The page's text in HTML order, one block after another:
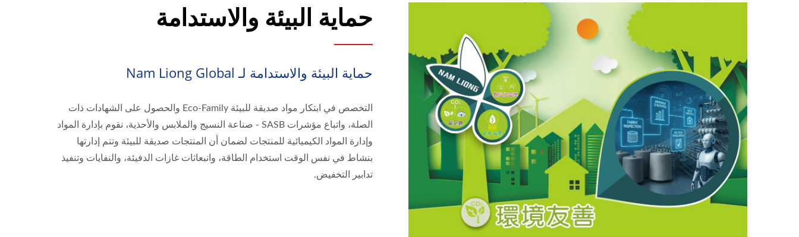
حماية البيئة والاستدامة
حماية البيئة والاستدامة لـ Nam Liong Global
التخصص في ابتكار مواد صديقة للبيئة Eco-Family والحصول على الشهادات ذات
الصلة، واتباع مؤشرات SASB - صناعة النسيج والملابس والأحذية، نقوم بإدارة المواد
وإدارة المواد الكيميائية للمنتجات لضمان أن المنتجات صديقة للبيئة وتتم إدارتها
بنشاط في نفس الوقت استخدام الطاقة، وانبعاثات غازات الدفيئة، والنفايات وتنفيذ
تدابير التخفيض.